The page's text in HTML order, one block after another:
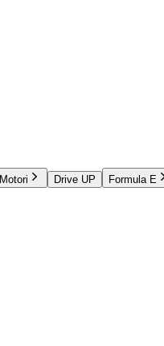
Motori Drive UP Formula E